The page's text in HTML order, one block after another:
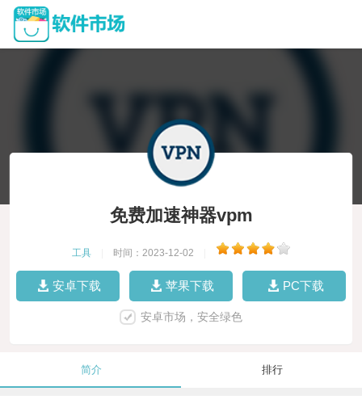
免费加速神器vpm
工具 时间：2023-12-02
安卓下载 苹果下载 PC下载
安卓市场，安全绿色
简介 排行